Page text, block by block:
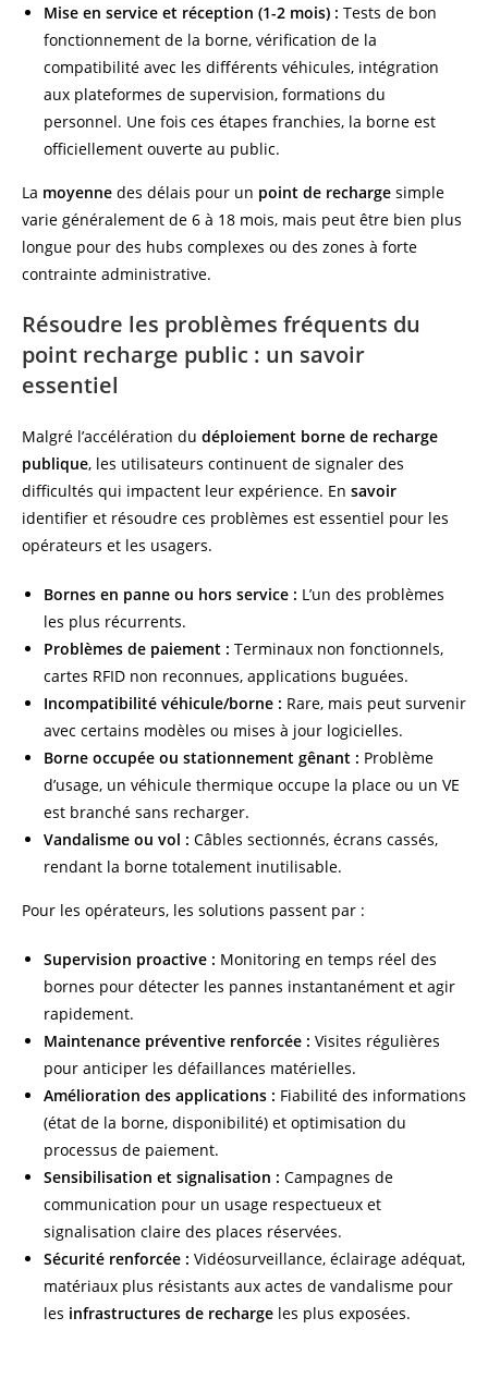
Mise en service et réception (1-2 mois) : Tests de bon
fonctionnement de la borne, vérification de la
compatibilité avec les différents véhicules, intégration
aux plateformes de supervision, formations du
personnel. Une fois ces étapes franchies, la borne est
officiellement ouverte au public.
La moyenne des délais pour un point de recharge simple
varie généralement de 6 à 18 mois, mais peut être bien plus
longue pour des hubs complexes ou des zones à forte
contrainte administrative.
Résoudre les problèmes fréquents du
point recharge public : un savoir
essentiel
Malgré l’accélération du déploiement borne de recharge
publique, les utilisateurs continuent de signaler des
difficultés qui impactent leur expérience. En savoir
identifier et résoudre ces problèmes est essentiel pour les
opérateurs et les usagers.
Bornes en panne ou hors service : L’un des problèmes
les plus récurrents.
Problèmes de paiement : Terminaux non fonctionnels,
cartes RFID non reconnues, applications buguées.
Incompatibilité véhicule/borne : Rare, mais peut survenir
avec certains modèles ou mises à jour logicielles.
Borne occupée ou stationnement gênant : Problème
d’usage, un véhicule thermique occupe la place ou un VE
est branché sans recharger.
Vandalisme ou vol : Câbles sectionnés, écrans cassés,
rendant la borne totalement inutilisable.
Pour les opérateurs, les solutions passent par :
Supervision proactive : Monitoring en temps réel des
bornes pour détecter les pannes instantanément et agir
rapidement.
Maintenance préventive renforcée : Visites régulières
pour anticiper les défaillances matérielles.
Amélioration des applications : Fiabilité des informations
(état de la borne, disponibilité) et optimisation du
processus de paiement.
Sensibilisation et signalisation : Campagnes de
communication pour un usage respectueux et
signalisation claire des places réservées.
Sécurité renforcée : Vidéosurveillance, éclairage adéquat,
matériaux plus résistants aux actes de vandalisme pour
les infrastructures de recharge les plus exposées.